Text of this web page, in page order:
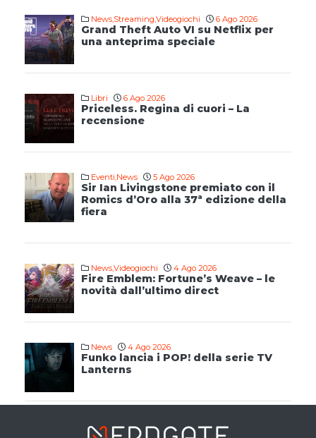
News,Streaming,Videogiochi 6 Ago 2026
Grand Theft Auto VI su Netflix per
una anteprima speciale
Libri 6 Ago 2026
Priceless. Regina di cuori – La
recensione
Eventi,News 5 Ago 2026
Sir Ian Livingstone premiato con il
Romics d’Oro alla 37ª edizione della
fiera
News,Videogiochi 4 Ago 2026
Fire Emblem: Fortune’s Weave – le
novità dall’ultimo direct
News 4 Ago 2026
Funko lancia i POP! della serie TV
Lanterns